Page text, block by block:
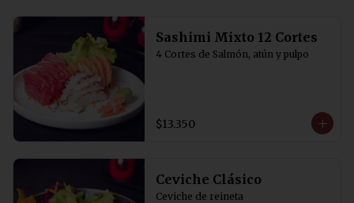
Sashimi Mixto 12 Cortes
4 Cortes de Salmón, atún y pulpo
$13.350
Ceviche Clásico
Ceviche de reineta